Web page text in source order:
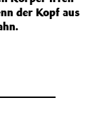
der Kopf aus